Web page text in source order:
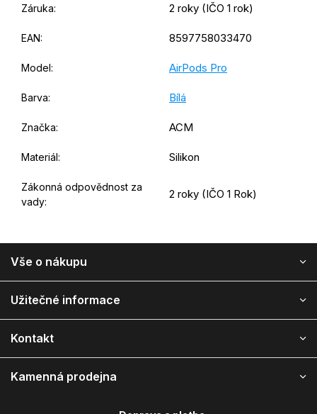
Záruka: 2 roky (IČO 1 rok)
EAN: 8597758033470
Model: AirPods Pro
Barva: Bílá
Značka: ACM
Materiál: Silikon
Zákonná odpovědnost za
vady:
2 roky (IČO 1 Rok)
p
Vše o nákupu
Užitečné informace
Kontakt
Kamenná prodejna